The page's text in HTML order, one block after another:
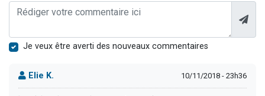
Je veux être averti des nouveaux commentaires
Elie K. 10/11/2018 - 23h36